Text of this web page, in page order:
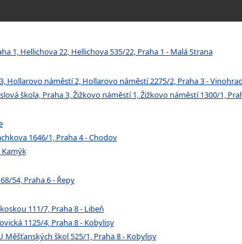
1, Hellichova 22, Hellichova 535/22, Praha 1 - Malá Strana
Hollarovo náměstí 2, Hollarovo náměstí 2275/2, Praha 3 -
škola, Praha 3, Žižkovo náměstí 1, Žižkovo náměstí 1300/1,
1646/1, Praha 4 - Chodov
Kamýk
54, Praha 6 - Řepy
111/7, Praha 8 - Libeň
1125/4, Praha 8 - Kobylisy
škol 525/1, Praha 8 - Kobylisy